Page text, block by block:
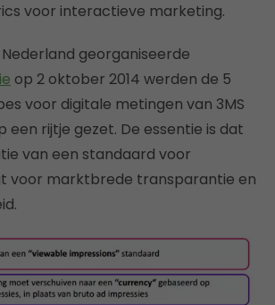
voor interactieve marketing.
georganiseerde
op 2 oktober 2014 werden de 5
voor digitale metingen van 3MS
een rijtje gezet. De essentie is dat
van een standaard voor
voor marktbrede transparantie en